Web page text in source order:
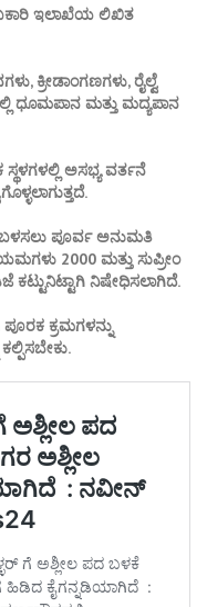
ಇಲಾಖೆಯ ಲಿಖಿತ
ಕ್ರೀಡಾಂಗಣಗಳು, ರೈಲ್ವೆ
ಧೂಮಪಾನ ಮತ್ತು ಮದ್ಯಪಾನ
ಅಸಭ್ಯ ವರ್ತನೆ
ಬಳಸಲು ಪೂರ್ವ ಅನುಮತಿ
2000 ಮತ್ತು ಸುಪ್ರೀಂ
ನಿಷೇಧಿಸಲಾಗಿದೆ.
ಕ್ರಮಗಳನ್ನು